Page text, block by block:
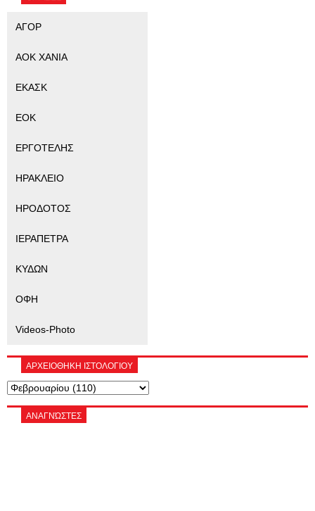
ΑΓΟΡ
ΑΟΚ ΧΑΝΙΑ
ΕΚΑΣΚ
ΕΟΚ
ΕΡΓΟΤΕΛΗΣ
ΗΡΑΚΛΕΙΟ
ΗΡΟΔΟΤΟΣ
ΙΕΡΑΠΕΤΡΑ
ΚΥΔΩΝ
ΟΦΗ
Videos-Photo
ΑΡΧΕΙΟΘΗΚΗ ΙΣΤΟΛΟΓΙΟΥ
ΑΝΑΓΝΏΣΤΕΣ